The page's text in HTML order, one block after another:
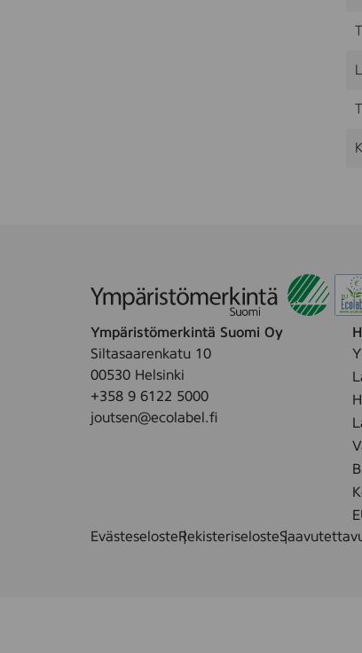
Ympäristömerkintä Suomi Oy
Siltasaarenkatu 10
00530 Helsinki
+358 9 6122 5000
joutsen@ecolabel.fi
EvästeselosteRekisteriseloste